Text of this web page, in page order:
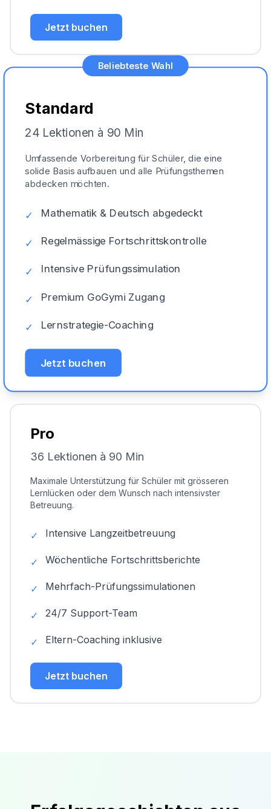
Jetzt buchen
Beliebteste Wahl
Standard
24 Lektionen à 90 Min
Umfassende Vorbereitung für Schüler, die eine
solide Basis aufbauen und alle Prüfungsthemen
abdecken möchten.
✓ Mathematik & Deutsch abgedeckt
✓ Regelmässige Fortschrittskontrolle
✓ Intensive Prüfungssimulation
✓ Premium GoGymi Zugang
✓ Lernstrategie-Coaching
Jetzt buchen
Pro
36 Lektionen à 90 Min
Maximale Unterstützung für Schüler mit grösseren
Lernlücken oder dem Wunsch nach intensivster
Betreuung.
✓ Intensive Langzeitbetreuung
✓ Wöchentliche Fortschrittsberichte
✓ Mehrfach-Prüfungssimulationen
✓ 24/7 Support-Team
✓ Eltern-Coaching inklusive
Jetzt buchen